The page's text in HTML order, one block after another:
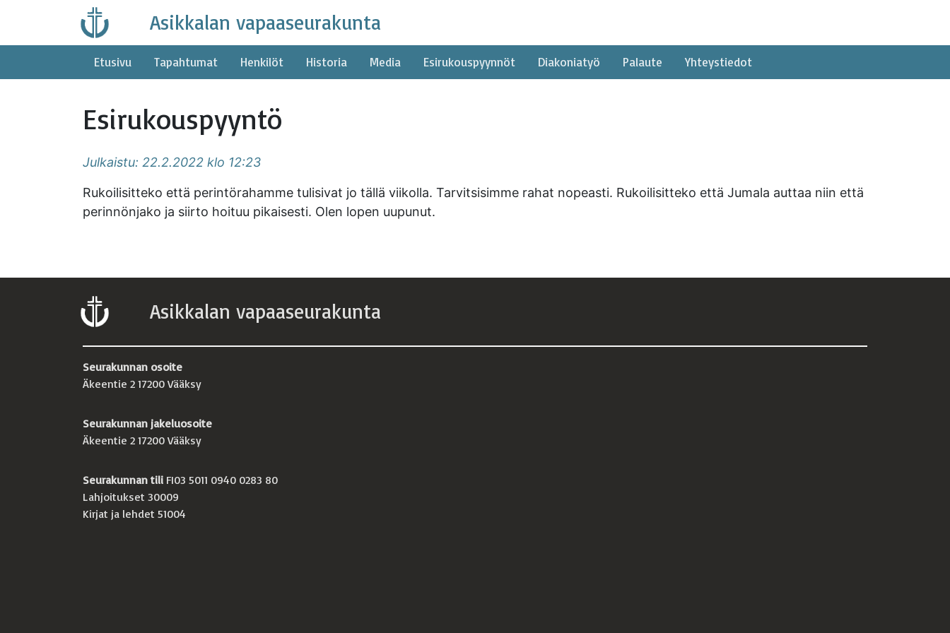
content
Asikkalan vapaaseurakunta
Etusivu Tapahtumat Henkilöt Historia Media Esirukouspyynnöt Diakoniatyö Palaute Yhteystiedot
Esirukouspyyntö
Julkaistu: 22.2.2022 klo 12:23
Rukoilisitteko että perintörahamme tulisivat jo tällä viikolla. Tarvitsisimme rahat nopeasti. Rukoilisitteko että Jumala auttaa niin että
perinnönjako ja siirto hoituu pikaisesti. Olen lopen uupunut.
Asikkalan vapaaseurakunta
Seurakunnan osoite
Äkeentie 2 17200 Vääksy
Seurakunnan jakeluosoite
Äkeentie 2 17200 Vääksy
Seurakunnan tili FI03 5011 0940 0283 80
Lahjoitukset 30009
Kirjat ja lehdet 51004